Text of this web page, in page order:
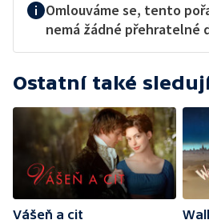
Omlouváme se, tento
nemá žádné přehratelné
Ostatní také
Vášeň a cit